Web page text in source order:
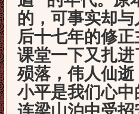
的，可事实却
后十七年的修
课堂一下又扎
殒落，伟人仙
小平是我们心